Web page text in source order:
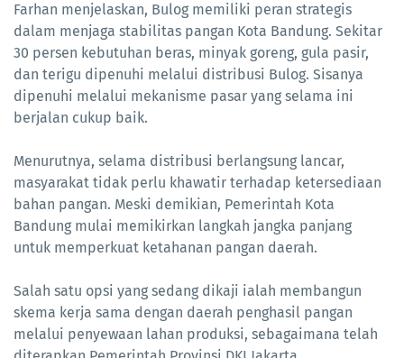
Farhan menjelaskan, Bulog memiliki peran strategis
dalam menjaga stabilitas pangan Kota Bandung. Sekitar
30 persen kebutuhan beras, minyak goreng, gula pasir,
dan terigu dipenuhi melalui distribusi Bulog. Sisanya
dipenuhi melalui mekanisme pasar yang selama ini
berjalan cukup baik.
Menurutnya, selama distribusi berlangsung lancar,
masyarakat tidak perlu khawatir terhadap ketersediaan
bahan pangan. Meski demikian, Pemerintah Kota
Bandung mulai memikirkan langkah jangka panjang
untuk memperkuat ketahanan pangan daerah.
Salah satu opsi yang sedang dikaji ialah membangun
skema kerja sama dengan daerah penghasil pangan
melalui penyewaan lahan produksi, sebagaimana telah